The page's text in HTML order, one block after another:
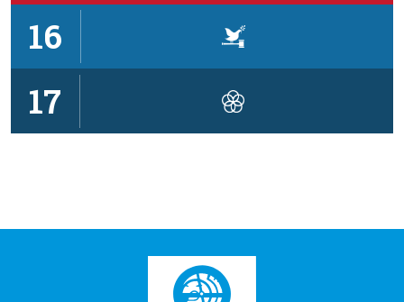
16
17